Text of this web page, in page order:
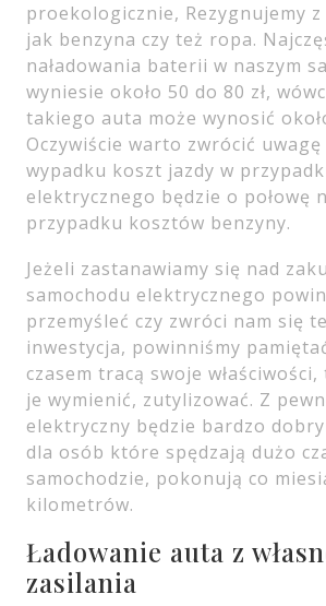
proekologicznie, Rezygnujemy
jak benzyna czy też ropa.
naładowania baterii w naszym
wyniesie około 50 do 80 zł,
takiego auta może wynosić
Oczywiście warto zwrócić
wypadku koszt jazdy w
elektrycznego będzie o połowę
przypadku kosztów benzyny.
Jeżeli zastanawiamy się nad
samochodu elektrycznego
przemyśleć czy zwróci nam się
inwestycja, powinniśmy
czasem tracą swoje
je wymienić, zutylizować. Z
elektryczny będzie bardzo
dla osób które spędzają dużo
samochodzie, pokonują co
kilometrów.
Ładowanie auta z
zasilania